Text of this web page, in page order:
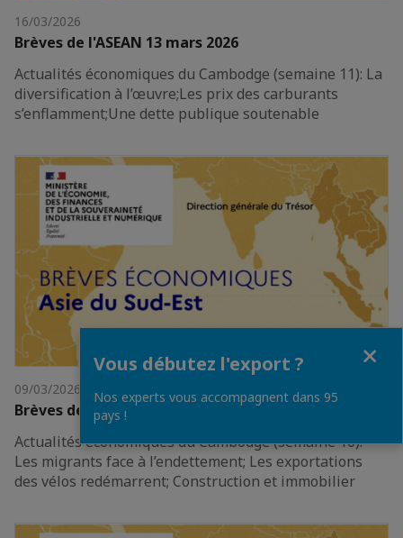
16/03/2026
Brèves de l'ASEAN 13 mars 2026
Actualités économiques du Cambodge (semaine 11): La
diversification à l’œuvre;Les prix des carburants
s’enflamment;Une dette publique soutenable
09/03/2026
Brèves de l'ASEAN 6 mars 2026
Actualités économiques du Cambodge (semaine 10):
Les migrants face à l’endettement; Les exportations
des vélos redémarrent; Construction et immobilier
Vous débutez l'export ?
Nos experts vous accompagnent dans 95
pays !